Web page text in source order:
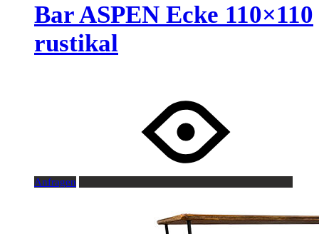
Bar ASPEN Ecke 110×110
rustikal
Anfragen